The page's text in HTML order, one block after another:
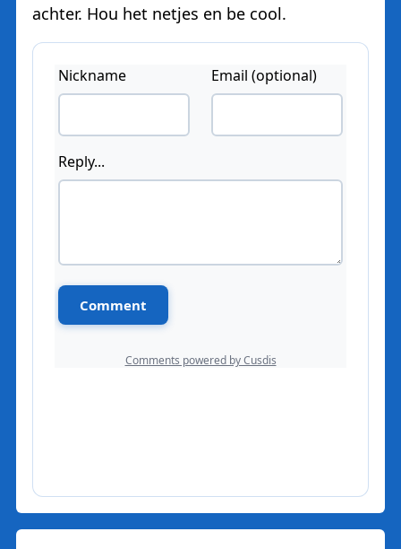
achter. Hou het netjes en be cool.